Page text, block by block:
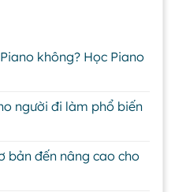
không? Học Piano
người đi làm phổ biến
bản đến nâng cao cho